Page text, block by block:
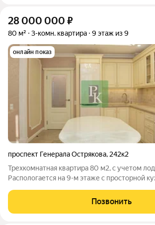
28 000 000 ₽
80 м² 3-комн. квартира 9 этаж из 9
онлайн показ
проспект Генерала Острякова, 242к2
Трехкомнатная квартира 80 м2, с учетом
Распологается на 9-м этаже с просторной
Севастополь, Ленинский район, пр-кт
корпус 2 Данный
Позвонить